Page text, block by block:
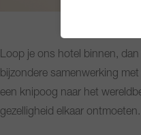
Loop je ons hotel binnen,
bijzondere samenwerking
een knipoog naar het
gezelligheid elkaar ontmoeten.